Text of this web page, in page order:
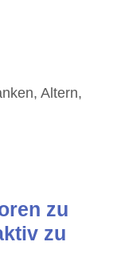
, Altern,
zu
zu